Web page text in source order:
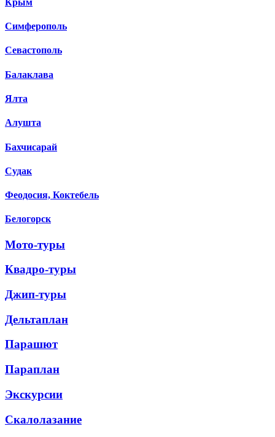
Крым
Симферополь
Севастополь
Балаклава
Ялта
Алушта
Бахчисарай
Судак
Феодосия, Коктебель
Белогорск
Мото-туры
Квадро-туры
Джип-туры
Дельтаплан
Парашют
Параплан
Экскурсии
Скалолазание